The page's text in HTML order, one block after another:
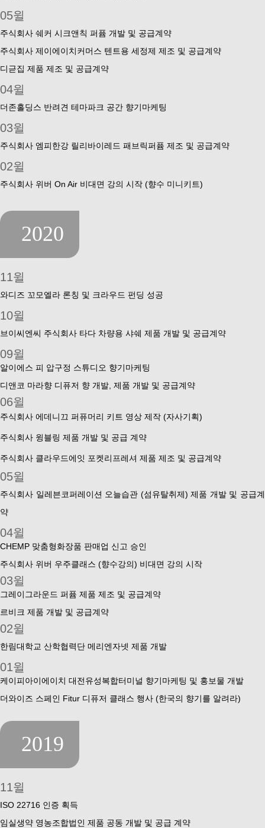
05윌
주식회사 쉐커 시크앤칙 퍼퓸 개발 및 공급계약
주식회사 제이에이치커머스 텐트용 세정제 제조 및 공급계약
디귿집 제품 제조 및 공급계약
04윌
더존홀딩스 반려견 테마파크 공간 향기마케팅
03윌
주식회사 엠피한강 릴리바이레드 패브릭퍼퓸 제조 및 공급계약
02윌
주식회사 위버 On Air 비대면 강의 시작 (향수 미니키트)
2020
11윌
와디즈 꼬모엘라 론칭 및 크라우드 펀딩 성공
10윌
브이씨엔씨 주식회사 타다 차량용 샤쉐 제품 개발 및 공급계약
09윌
알이에스 피 압구정 스튜디오 향기마케팅
디앤코 마라향 디퓨저 향 개발, 제품 개발 및 공급계약
06윌
주식회사 에데니끄 퍼퓨머리 키트 영상 제작 (자사기획)
주식회사 윙블링 제품 개발 및 공급 계약
주식회사 클라우드에잇 포켓리프레셔 제품 제조 및 공급계약
05윌
주식회사 일레븐코퍼레이션 오늘습관 (섬유탈취제) 제품 개발 및 공급계
약
04윌
CHEMP 맞춤형화장품 판매업 신고 승인
주식회사 위버 우주클래스 (향수강의) 비대면 강의 시작
03윌
그레이그라운드 퍼퓸 제품 제조 및 공급계약
르비크 제품 개발 및 공급계약
02윌
한림대학교 산학협력단 메리엔자넷 제품 개발
01윌
케이피아이에이치 대전유성복합터미널 향기마케팅 및 홍보물 개발
더와이즈 스페인 Fitur 디퓨저 클래스 행사 (한국의 향기를 알려라)
2019
11윌
ISO 22716 인증 획득
임실생약 영농조합법인 제품 공동 개발 및 공급 계약